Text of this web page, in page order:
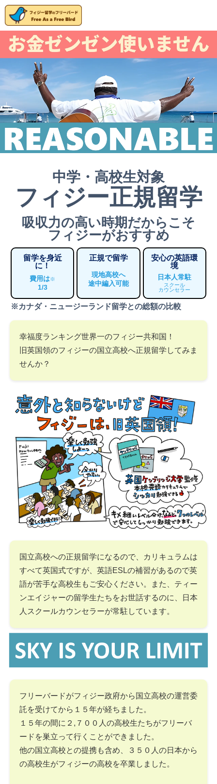
中学・高校生対象
フィジー正規留学
吸収力の高い時期だからこそ
フィジーがおすすめ
留学を身近
に！
費用は※
1/3
正規で留学
現地高校へ
途中編入可能
安心の英語環
境
日本人常駐
スクール
カウンセラー
※カナダ・ニュージーランド留学との総額の比較
幸福度ランキング世界一のフィジー共和国！
旧英国領のフィジーの国立高校へ正規留学してみま
せんか？
国立高校への正規留学になるので、カリキュラムは
すべて英国式ですが、英語ESLの補習があるので英
語が苦手な高校生もご安心ください。また、ティー
ンエイジャーの留学生たちをお世話するのに、日本
人スクールカウンセラーが常駐しています。
フリーバードがフィジー政府から国立高校の運営委
託を受けてから１５年が経ちました。
１５年の間に２,７００人の高校生たちがフリーバ
ードを巣立って行くことができました。
他の国立高校との提携も含め、３５０人の日本から
の高校生がフィジーの高校を卒業しました。